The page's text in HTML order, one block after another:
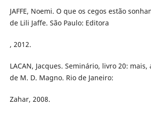
JAFFE, Noemi. O que os cegos estão
de Lili Jaffe. São Paulo: Editora
, 2012.
LACAN, Jacques. Seminário, livro 20:
de M. D. Magno. Rio de Janeiro:
Zahar, 2008.